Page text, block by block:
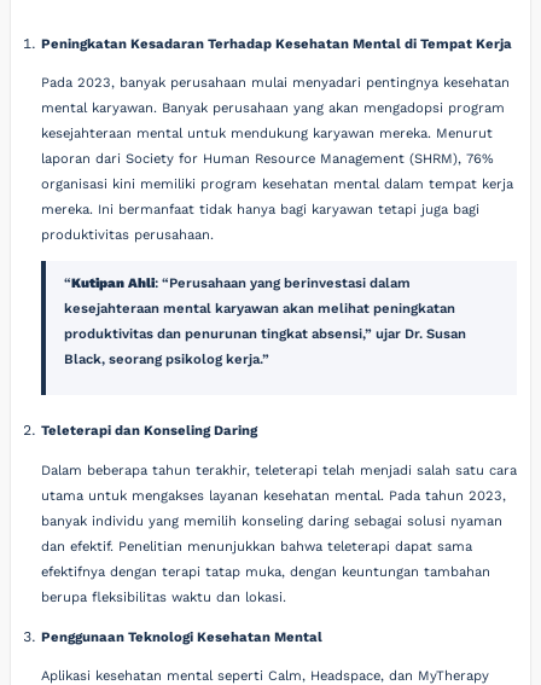
Peningkatan Kesadaran Terhadap Kesehatan Mental di Tempat Kerja
Pada 2023, banyak perusahaan mulai menyadari pentingnya kesehatan
mental karyawan. Banyak perusahaan yang akan mengadopsi program
kesejahteraan mental untuk mendukung karyawan mereka. Menurut
laporan dari Society for Human Resource Management (SHRM), 76%
organisasi kini memiliki program kesehatan mental dalam tempat kerja
mereka. Ini bermanfaat tidak hanya bagi karyawan tetapi juga bagi
produktivitas perusahaan.
Kutipan Ahli: “Perusahaan yang berinvestasi dalam
kesejahteraan mental karyawan akan melihat peningkatan
produktivitas dan penurunan tingkat absensi,” ujar Dr. Susan
Black, seorang psikolog kerja.
Teleterapi dan Konseling Daring
Dalam beberapa tahun terakhir, teleterapi telah menjadi salah satu cara
utama untuk mengakses layanan kesehatan mental. Pada tahun 2023,
banyak individu yang memilih konseling daring sebagai solusi nyaman
dan efektif. Penelitian menunjukkan bahwa teleterapi dapat sama
efektifnya dengan terapi tatap muka, dengan keuntungan tambahan
berupa fleksibilitas waktu dan lokasi.
Penggunaan Teknologi Kesehatan Mental
Aplikasi kesehatan mental seperti Calm, Headspace, dan MyTherapy